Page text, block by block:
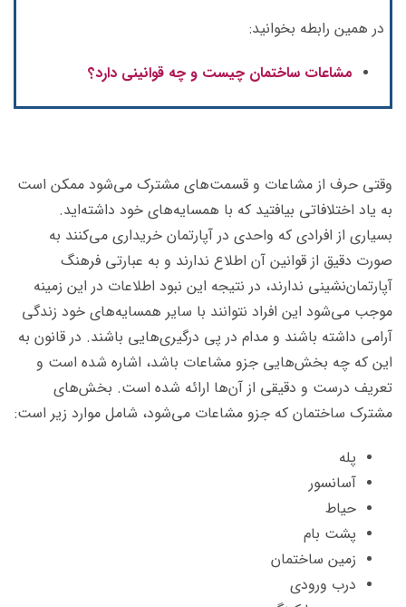
در همین رابطه بخوانید:
مشاعات ساختمان چیست و چه قوانینی دارد؟
وقتی حرف از مشاعات و قسمت‌های مشترک می‌شود ممکن است
به یاد اختلافاتی بیافتید که با همسایه‌های خود داشته‌اید.
بسیاری از افرادی که واحدی در آپارتمان خریداری می‌کنند به
صورت دقیق از قوانین آن اطلاع ندارند و به عبارتی فرهنگ
آپارتمان‌نشینی ندارند، در نتیجه این نبود اطلاعات در این زمینه
موجب می‌شود این افراد نتوانند با سایر همسایه‌های خود زندگی
آرامی داشته باشند و مدام در پی درگیری‌هایی باشند. در قانون به
این که چه بخش‌هایی جزو مشاعات باشد، اشاره شده است و
تعریف درست و دقیقی از آن‌ها ارائه شده است. بخش‌های
مشترک ساختمان که جزو مشاعات می‌شود، شامل موارد زیر است:
پله
آسانسور
حیاط
پشت بام
زمین ساختمان
درب ورودی